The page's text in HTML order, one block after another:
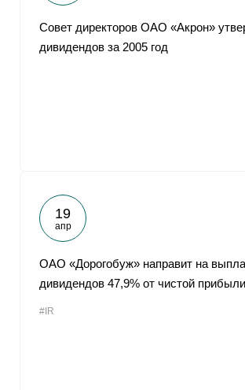
Совет директоров ОАО «Акрон»
дивидендов за 2005 год
19
апр
ОАО «Дорогобуж» направит на
дивидендов 47,9% от чистой
#IR